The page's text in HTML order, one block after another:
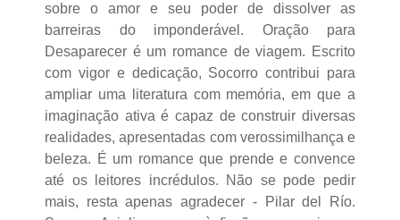
sobre o amor e seu poder de dissolver as
barreiras do imponderável. Oração para
Desaparecer é um romance de viagem. Escrito
com vigor e dedicação, Socorro contribui para
ampliar uma literatura com memória, em que a
imaginação ativa é capaz de construir diversas
realidades, apresentadas com verossimilhança e
beleza. É um romance que prende e convence
até os leitores incrédulos. Não se pode pedir
mais, resta apenas agradecer - Pilar del Río.